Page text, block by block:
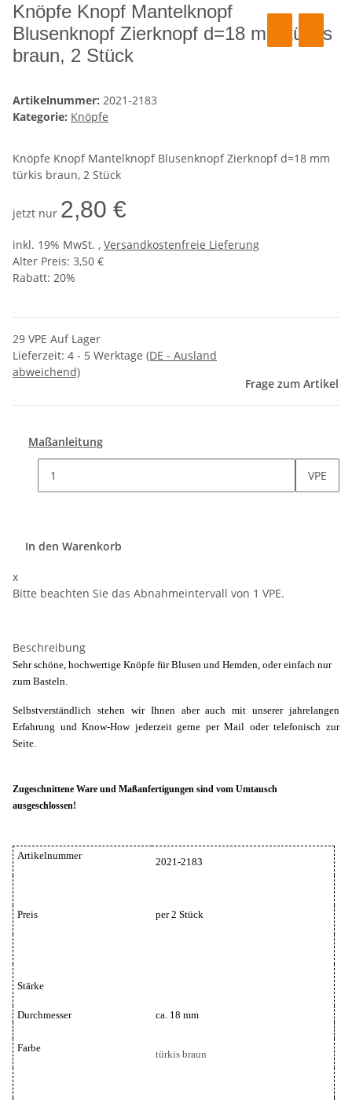
Knöpfe Knopf Mantelknopf
Blusenknopf Zierknopf d=18 mm türkis
braun, 2 Stück
Artikelnummer: 2021-2183
Kategorie: Knöpfe
Knöpfe Knopf Mantelknopf Blusenknopf Zierknopf d=18 mm
türkis braun, 2 Stück
jetzt nur 2,80 €
inkl. 19% MwSt. , Versandkostenfreie Lieferung
Alter Preis: 3,50 €
Rabatt: 20%
29 VPE Auf Lager
Lieferzeit: 4 - 5 Werktage (DE - Ausland
abweichend)
Frage zum Artikel
Maßanleitung
VPE
In den Warenkorb
x
Bitte beachten Sie das Abnahmeintervall von 1 VPE.
Beschreibung
Sehr schöne, hochwertige Knöpfe für Blusen und Hemden, oder einfach nur
zum Basteln.
Selbstverständlich stehen wir Ihnen aber auch mit unserer jahrelangen
Erfahrung und Know-How jederzeit gerne per Mail oder telefonisch zur
Seite.
Zugeschnittene Ware und Maßanfertigungen sind vom Umtausch
ausgeschlossen!
Artikelnummer
2021-2183
Preis per 2 Stück
Stärke
Durchmesser ca. 18 mm
Farbe
türkis braun